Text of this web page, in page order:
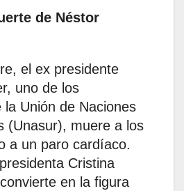
de Néstor
el ex presidente
uno de los
la Unión de Naciones
(Unasur), muere a los
a un paro cardíaco.
Cristina
en la figura